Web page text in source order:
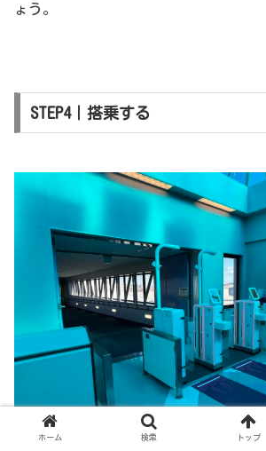
ょう。
STEP4｜搭乗する
ホーム 検索 トップ